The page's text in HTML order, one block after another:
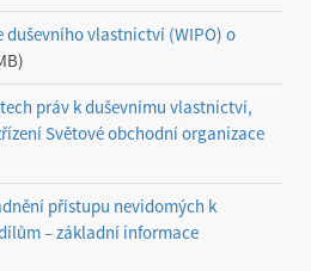
duševního vlastnictví (WIPO) o
práv k duševnímu vlastnictví,
Světové obchodní organizace
přístupu nevidomých k
– základní informace